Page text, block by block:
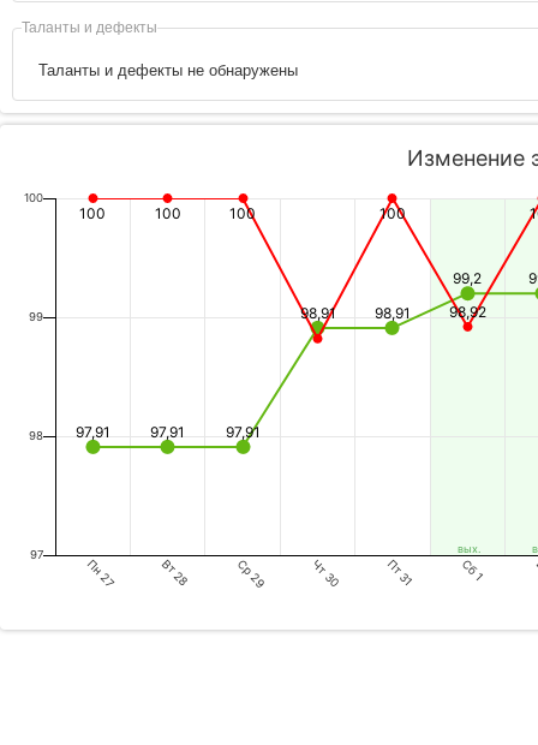
Таланты и дефекты
Таланты и дефекты не обнаружены
вых.
Изменение
97,91 97,91 97,91
98,91 98,91
99,2
100 100 100 100
98,92
Пн 27 Вт 28 Ср 29 Чт 30 Пт 31 Сб 1
97
98
99
100